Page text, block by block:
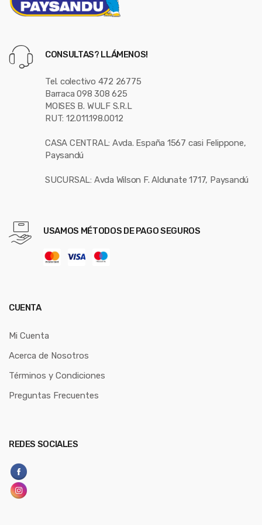
CONSULTAS? LLÁMENOS!
Tel. colectivo 472 26775
Barraca 098 308 625
MOISES B. WULF S.R.L
RUT: 12.011.198.0012
CASA CENTRAL: Avda. España 1567 casi Felippone,
Paysandú
SUCURSAL: Avda Wilson F. Aldunate 1717, Paysandú
USAMOS MÉTODOS DE PAGO SEGUROS
CUENTA
Mi Cuenta
Acerca de Nosotros
Términos y Condiciones
Preguntas Frecuentes
REDES SOCIALES